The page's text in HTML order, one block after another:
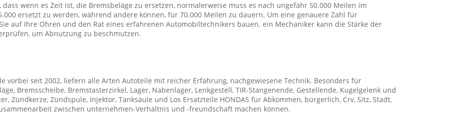
wenn es Zeit ist, die Bremsbeläge zu ersetzen, normalerweise muss es nach ungefähr 50.000 Meilen im
ersetzt zu werden, während andere können, für 70.000 Meilen zu dauern. Um eine genauere Zahl für
auf Ihre Ohren und den Rat eines erfahrenen Automobiltechnikers bauen. ein Mechaniker kann die Stärke der
um Abnutzung zu beschmutzen.
vorbei seit 2002, liefern alle Arten Autoteile mit reicher Erfahrung, nachgewiesene Technik. Besonders für
Bremsscheibe, Bremstasterzirkel, Lager, Nabenlager, Lenkgestell, TIR-Stangenende, Gestellende, Kugelgelenk und
Zündkerze, Zündspule, Injektor, Tanksäule und Los Ersatzteile HONDAS für Abkommen, bürgerlich, Crv, Sitz, Stadt,
zwischen unternehmen-Verhältnis und -freundschaft machen können.